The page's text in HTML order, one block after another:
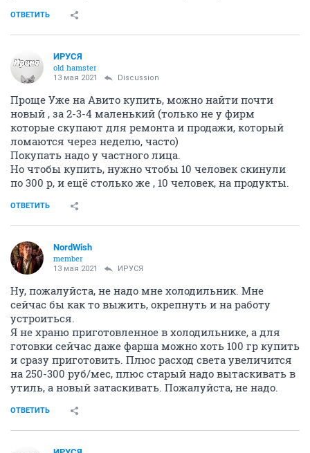
ОТВЕТИТЬ
ИРУСЯ
old hamster
13 мая 2021 Discussion
Проще Уже на Авито купить, можно найти почти
новый , за 2-3-4 маленький (только не у фирм
которые скупают для ремонта и продажи, который
ломаются через неделю, часто)
Покупать надо у частного лица.
Но чтобы купить, нужно чтобы 10 человек скинули
по 300 р, и ещё столько же , 10 человек, на продукты.
ОТВЕТИТЬ
NordWish
member
13 мая 2021 ИРУСЯ
Ну, пожалуйста, не надо мне холодильник. Мне
сейчас бы как то выжить, окрепнуть и на работу
устроиться.
Я не храню приготовленное в холодильнике, а для
готовки сейчас даже фарша можно хоть 100 гр купить
и сразу приготовить. Плюс расход света увеличится
на 250-300 руб/мес, плюс старый надо вытаскивать в
утиль, а новый затаскивать. Пожалуйста, не надо.
ОТВЕТИТЬ